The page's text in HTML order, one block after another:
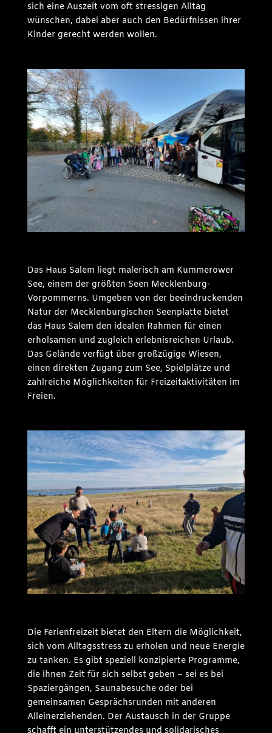
sich eine Auszeit vom oft stressigen Alltag
wünschen, dabei aber auch den Bedürfnissen ihrer
Kinder gerecht werden wollen.
Das Haus Salem liegt malerisch am Kummerower
See, einem der größten Seen Mecklenburg-
Vorpommerns. Umgeben von der beeindruckenden
Natur der Mecklenburgischen Seenplatte bietet
das Haus Salem den idealen Rahmen für einen
erholsamen und zugleich erlebnisreichen Urlaub.
Das Gelände verfügt über großzügige Wiesen,
einen direkten Zugang zum See, Spielplätze und
zahlreiche Möglichkeiten für Freizeitaktivitäten im
Freien.
Die Ferienfreizeit bietet den Eltern die Möglichkeit,
sich vom Alltagsstress zu erholen und neue Energie
zu tanken. Es gibt speziell konzipierte Programme,
die ihnen Zeit für sich selbst geben – sei es bei
Spaziergängen, Saunabesuche oder bei
gemeinsamen Gesprächsrunden mit anderen
Alleinerziehenden. Der Austausch in der Gruppe